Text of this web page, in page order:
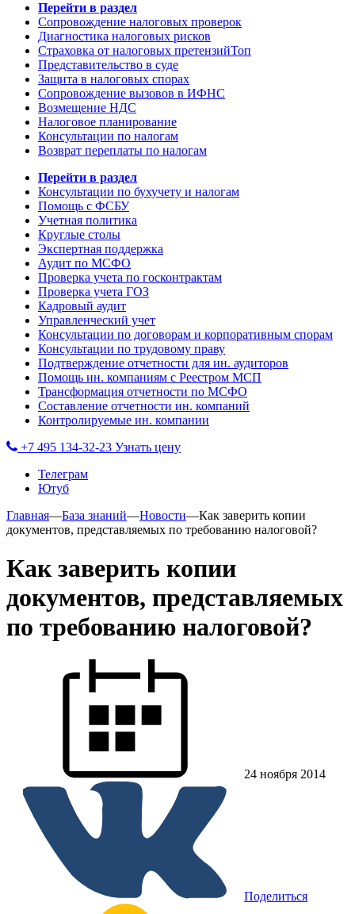
Перейти в раздел
Сопровождение налоговых проверок
Диагностика налоговых рисков
Страховка от налоговых претензийТоп
Представительство в суде
Защита в налоговых спорах
Сопровождение вызовов в ИФНС
Возмещение НДС
Налоговое планирование
Консультации по налогам
Возврат переплаты по налогам
Перейти в раздел
Консультации по бухучету и налогам
Помощь с ФСБУ
Учетная политика
Круглые столы
Экспертная поддержка
Аудит по МСФО
Проверка учета по госконтрактам
Проверка учета ГОЗ
Кадровый аудит
Управленческий учет
Консультации по договорам и корпоративным спорам
Консультации по трудовому праву
Подтверждение отчетности для ин. аудиторов
Помощь ин. компаниям с Реестром МСП
Трансформация отчетности по МСФО
Составление отчетности ин. компаний
Контролируемые ин. компании
+7 495 134-32-23 Узнать цену
Телеграм
Ютуб
Главная—База знаний—Новости—Как заверить копии
документов, представляемых по требованию налоговой?
Как заверить копии
документов, представляемых
по требованию налоговой?
24 ноября 2014
Поделиться